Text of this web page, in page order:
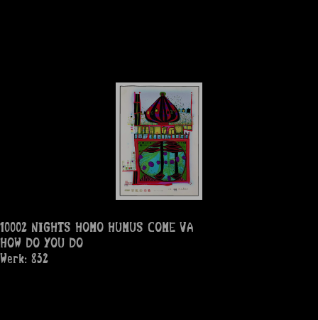
10002 NIGHTS HOMO HUMUS COME VA
HOW DO YOU DO
Werk: 832